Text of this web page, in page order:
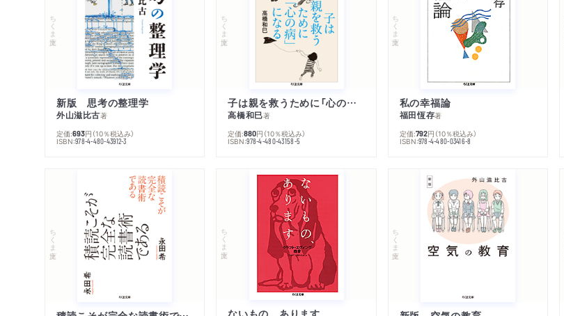
ちくま文庫
新版 思考の整理学
外山滋比古著
定価:693円 （10％税込み）
ISBN:978-4-480-43912-3
ちくま文庫
子は親を救うために「心の病」になる
高橋和巳著
定価:880円 （10％税込み）
ISBN:978-4-480-43158-5
ちくま文庫
私の幸福論
福田恆存著
定価:792円 （10％税込み）
ISBN:978-4-480-03416-8
ちくま文庫 ちくま文庫 ちくま文庫